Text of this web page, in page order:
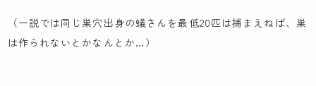
（一説では同じ巣穴出身の蟻さんを最低20匹は捕まえねば、巣
は作られないとかなんとか…）